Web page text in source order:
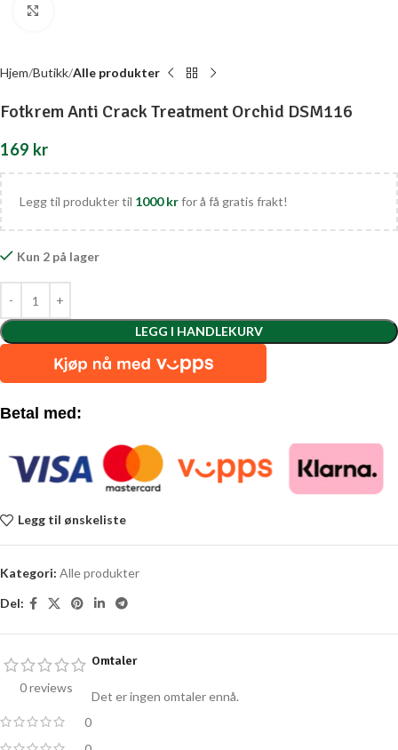
Hjem Butikk Alle produkter
Fotkrem Anti Crack Treatment Orchid DSM116
169 kr
Legg til produkter til 1000krfor å få gratis frakt!
Kun 2 på lager
LEGG I HANDLEKURV
Betal med:
Legg til ønskeliste
Kategori: Alle produkter
Del:
0 reviews
0
Omtaler
Det er ingen omtaler ennå.